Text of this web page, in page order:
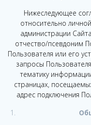
Нижеследующее
относительно
администрации
отчество/псевдоним
Пользователя или его
запросы
тематику
страницах,
адрес подключения